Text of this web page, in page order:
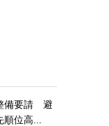
備要請 避
位高...